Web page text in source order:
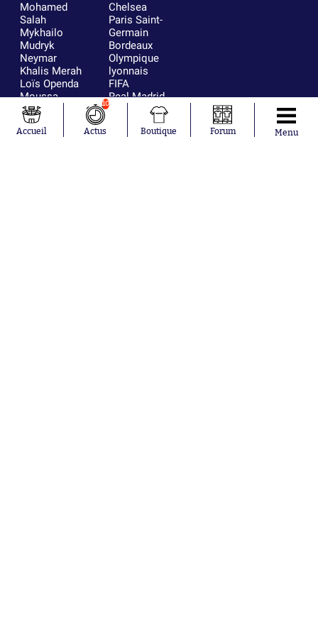
Mohamed
Salah
Mykhailo
Mudryk
Neymar
Khalis Merah
Loïs Openda
Moussa
Niakhaté
Nicolás
Tagliafico
Chelsea
Paris Saint-
Germain
Bordeaux
Olympique
lyonnais
FIFA
Real Madrid
RC Strasbourg
France
Accueil
10
Actus Boutique Forum Menu